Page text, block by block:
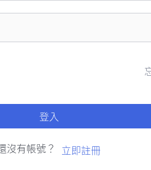
登入
沒有帳號？ 立即註冊